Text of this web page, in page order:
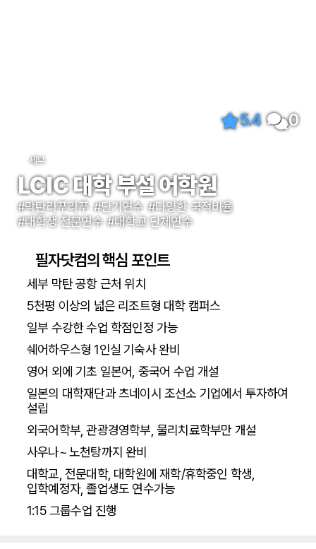
LCIC 대학 부설 어학원
세부
#막탄라푸라푸 #단기연수 #다양한 국적비율
#대학생 전문연수 #대학교 단체연수
5.4 0
필자닷컴의 핵심 포인트
세부 막탄 공항 근처 위치
5천평 이상의 넓은 리조트형 대학 캠퍼스
일부 수강한 수업 학점인정 가능
쉐어하우스형 1인실 기숙사 완비
영어 외에 기초 일본어, 중국어 수업 개설
일본의 대학재단과 츠네이시 조선소 기업에서 투자하여
설립
외국어학부, 관광경영학부, 물리치료학부만 개설
사우나~ 노천탕까지 완비
대학교, 전문대학, 대학원에 재학/휴학중인 학생,
입학예정자, 졸업생도 연수가능
1:15 그룹수업 진행